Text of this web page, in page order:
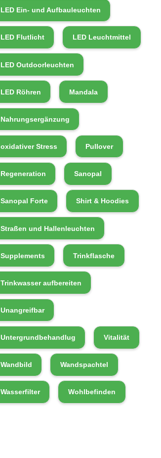
LED Ein- und Aufbauleuchten
LED Flutlicht LED Leuchtmittel
LED Outdoorleuchten
LED Röhren Mandala
Nahrungsergänzung
oxidativer Stress Pullover
Regeneration Sanopal
Sanopal Forte Shirt & Hoodies
Straßen und Hallenleuchten
Supplements Trinkflasche
Trinkwasser aufbereiten
Unangreifbar
Untergrundbehandlug Vitalität
Wandbild Wandspachtel
Wasserfilter Wohlbefinden